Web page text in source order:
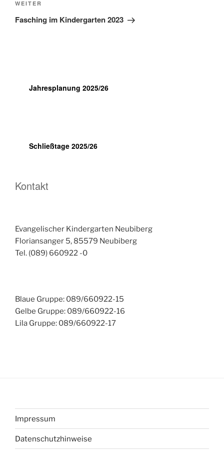
Nächster
Beitrag
WEITER
Fasching im Kindergarten 2023
Jahresplanung 2025/26
Schließtage 2025/26
Kontakt
Evangelischer Kindergarten Neubiberg
Floriansanger 5, 85579 Neubiberg
Tel. (089) 660922 -0
Blaue Gruppe: 089/660922-15
Gelbe Gruppe: 089/660922-16
Lila Gruppe: 089/660922-17
Impressum
Datenschutzhinweise